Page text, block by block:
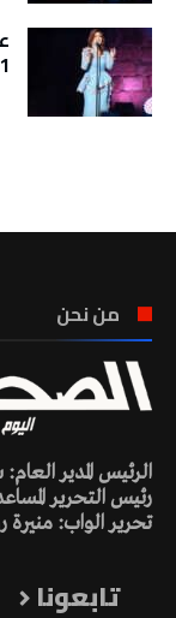
21 سنة
من نحن
الرئيس المدير
رئيس التحرير
تحرير الواب: منيرة
تابعونا